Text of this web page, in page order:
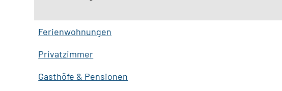
Ferienwohnungen
Privatzimmer
Gasthöfe & Pensionen